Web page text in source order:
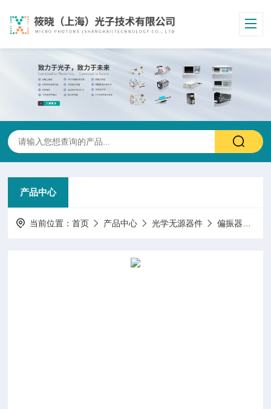
产品中心
当前位置：首页 产品中心 光学无源器件 偏振器件/偏振测量调制